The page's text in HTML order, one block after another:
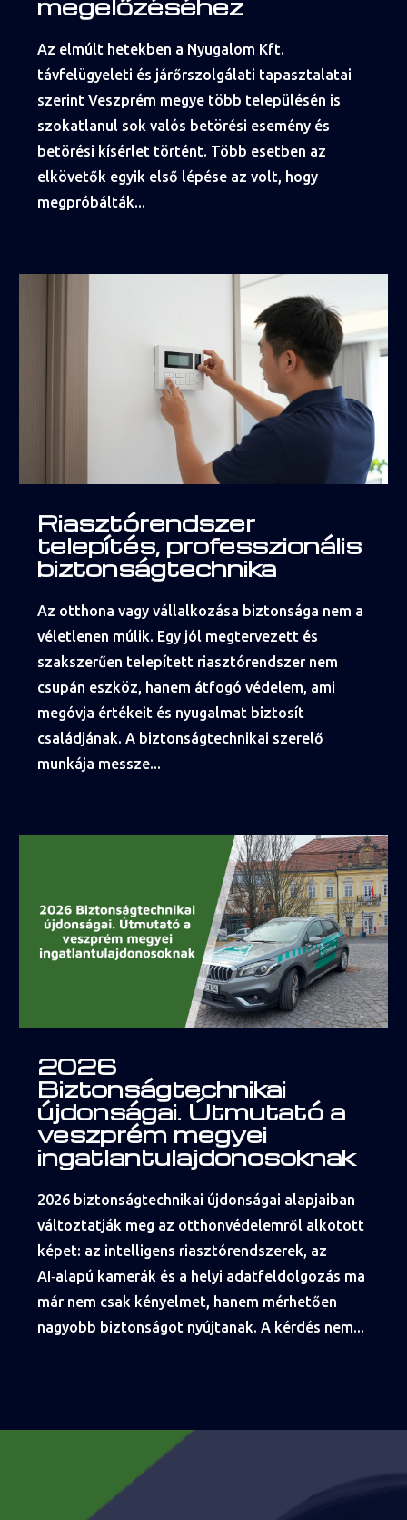
megelőzéséhez
Az elmúlt hetekben a Nyugalom Kft.
távfelügyeleti és járőrszolgálati tapasztalatai
szerint Veszprém megye több településén is
szokatlanul sok valós betörési esemény és
betörési kísérlet történt. Több esetben az
elkövetők egyik első lépése az volt, hogy
megpróbálták...
Riasztórendszer
telepítés, professzionális
biztonságtechnika
Az otthona vagy vállalkozása biztonsága nem a
véletlenen múlik. Egy jól megtervezett és
szakszerűen telepített riasztórendszer nem
csupán eszköz, hanem átfogó védelem, ami
megóvja értékeit és nyugalmat biztosít
családjának. A biztonságtechnikai szerelő
munkája messze...
2026
Biztonságtechnikai
újdonságai. Útmutató a
veszprém megyei
ingatlantulajdonosoknak
2026 biztonságtechnikai újdonságai alapjaiban
változtatják meg az otthonvédelemről alkotott
képet: az intelligens riasztórendszerek, az
AI‑alapú kamerák és a helyi adatfeldolgozás ma
már nem csak kényelmet, hanem mérhetően
nagyobb biztonságot nyújtanak. A kérdés nem...